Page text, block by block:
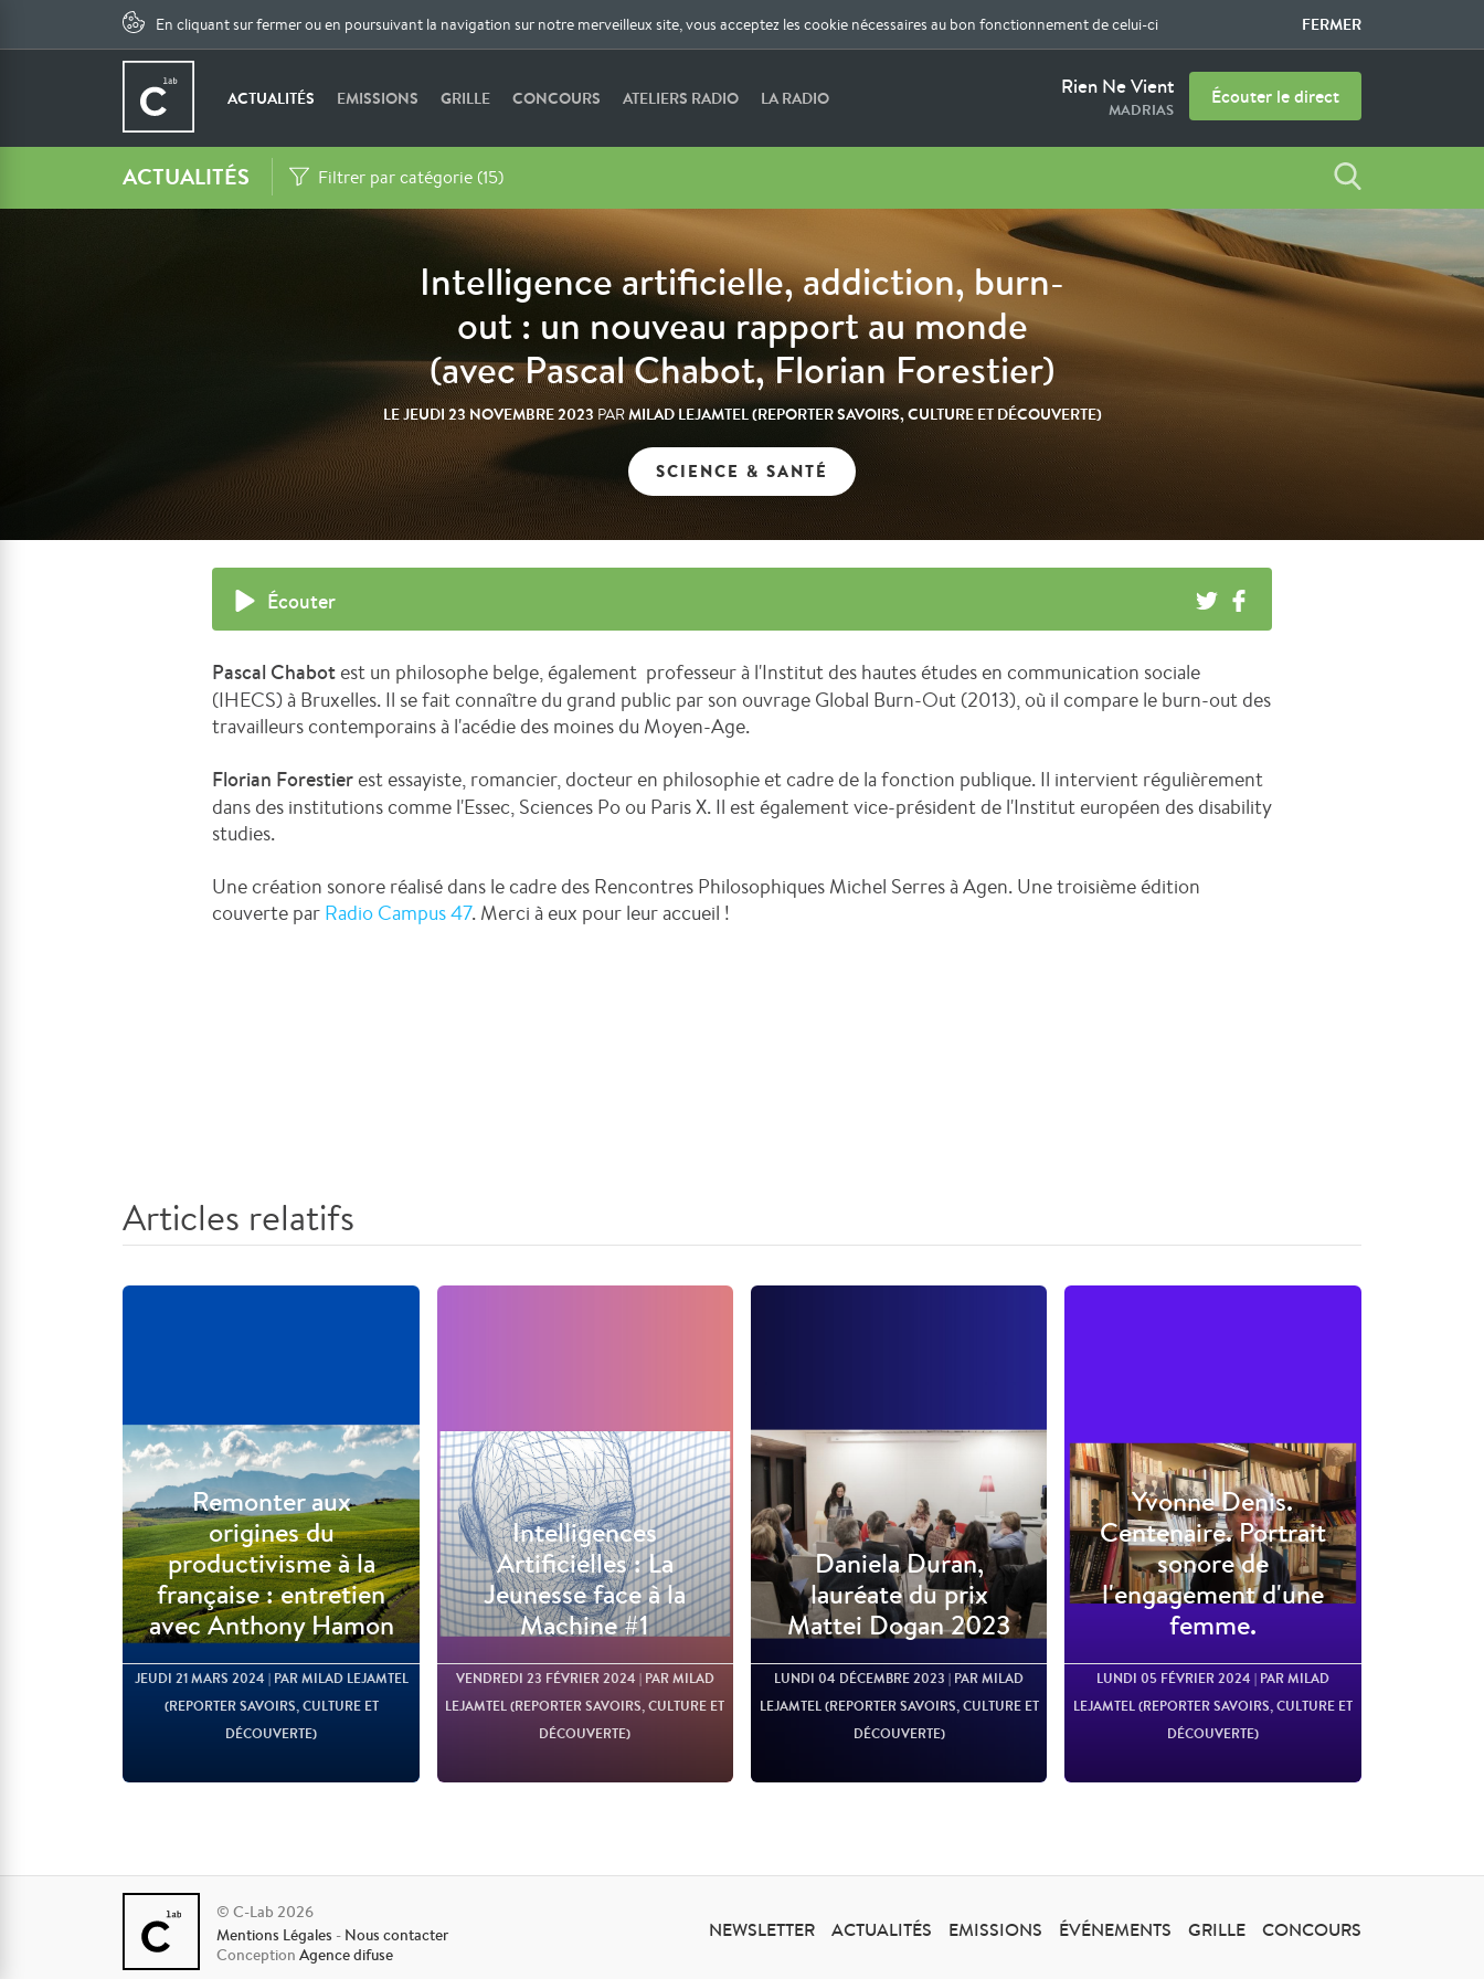
En cliquant sur fermer ou en poursuivant la navigation sur notre merveilleux site, vous acceptez les cookie nécessaires au bon fonctionnement de celui-ci FERMER
ACTUALITÉS EMISSIONS GRILLE CONCOURS ATELIERS RADIO LA RADIO Rien Ne Vient
MADRIAS
Écouter le direct
ACTUALITÉS Filtrer par catégorie (15)
Intelligence artificielle, addiction, burn-
out : un nouveau rapport au monde
(avec Pascal Chabot, Florian Forestier)
LEJEUDI 23 NOVEMBRE 2023 PARMILAD LEJAMTEL (REPORTER SAVOIRS, CULTURE ET DÉCOUVERTE)
SCIENCE & SANTÉ
Écouter
Pascal Chabot est un philosophe belge, également professeur à l'Institut des hautes études en communication sociale
(IHECS) à Bruxelles. Il se fait connaître du grand public par son ouvrage Global Burn-Out (2013), où il compare le burn-out des
travailleurs contemporains à l'acédie des moines du Moyen-Age.
Florian Forestier est essayiste, romancier, docteur en philosophie et cadre de la fonction publique. Il intervient régulièrement
dans des institutions comme l'Essec, Sciences Po ou Paris X. Il est également vice-président de l'Institut européen des disability
studies.
Une création sonore réalisé dans le cadre des Rencontres Philosophiques Michel Serres à Agen. Une troisième édition
couverte par Radio Campus 47. Merci à eux pour leur accueil !
Articles relatifs
Remonter aux
origines du
productivisme à la
française : entretien
avec Anthony Hamon
JEUDI 21 MARS 2024 | PAR MILAD LEJAMTEL
(REPORTER SAVOIRS, CULTURE ET
DÉCOUVERTE)
Lire l'article
Intelligences
Artificielles : La
Jeunesse face à la
Machine #1
VENDREDI 23 FÉVRIER 2024 | PAR MILAD
LEJAMTEL (REPORTER SAVOIRS, CULTURE ET
DÉCOUVERTE)
Daniela Duran,
lauréate du prix
Mattei Dogan 2023
LUNDI 04 DÉCEMBRE 2023 | PAR MILAD
LEJAMTEL (REPORTER SAVOIRS, CULTURE ET
DÉCOUVERTE)
Lire l'article
Yvonne Denis.
Centenaire. Portrait
sonore de
l'engagement d'une
femme.
LUNDI 05 FÉVRIER 2024 | PAR MILAD
LEJAMTEL (REPORTER SAVOIRS, CULTURE ET
DÉCOUVERTE)
Lire l'article
© C-Lab 2026
Mentions Légales - Nous contacter
ConceptionAgence difuse
NEWSLETTER ACTUALITÉS EMISSIONS ÉVÉNEMENTS GRILLE CONCOURS